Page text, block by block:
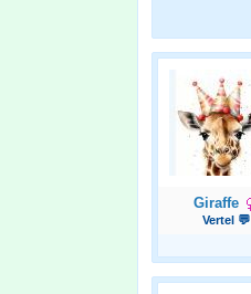
Giraffe
Vertel 💬